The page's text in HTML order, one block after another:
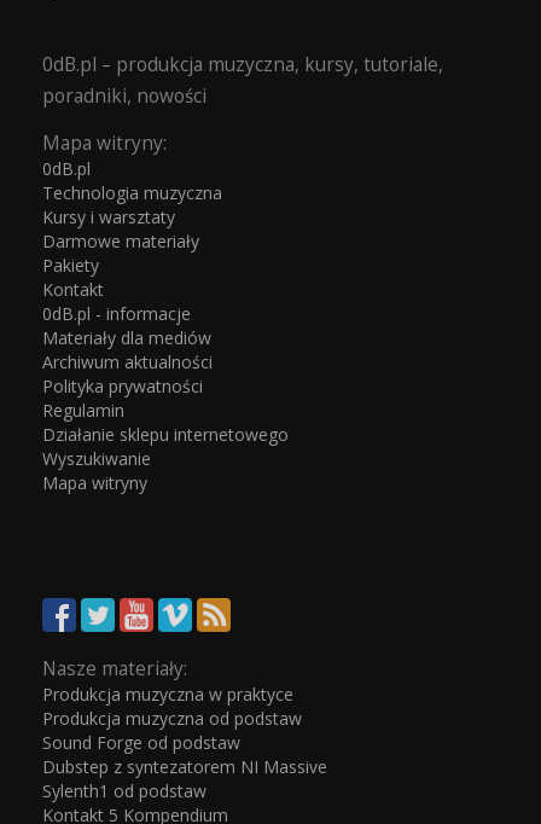
0dB.pl – produkcja muzyczna, kursy, tutoriale,
poradniki, nowości
Mapa witryny:
0dB.pl
Technologia muzyczna
Kursy i warsztaty
Darmowe materiały
Pakiety
Kontakt
0dB.pl - informacje
Materiały dla mediów
Archiwum aktualności
Polityka prywatności
Regulamin
Działanie sklepu internetowego
Wyszukiwanie
Mapa witryny
Nasze materiały:
Produkcja muzyczna w praktyce
Produkcja muzyczna od podstaw
Sound Forge od podstaw
Dubstep z syntezatorem NI Massive
Sylenth1 od podstaw
Kontakt 5 Kompendium